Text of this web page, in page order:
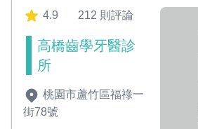
4.9 212 則評論
高橋齒學牙醫診
所
桃園市蘆竹區福祿一
街78號